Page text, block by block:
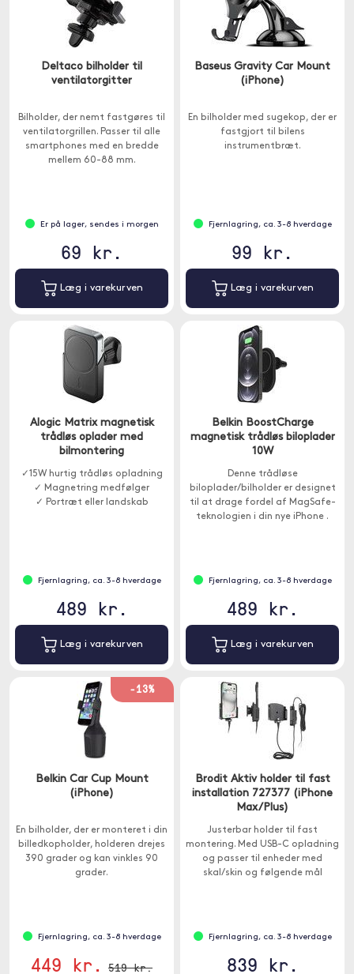
Deltaco bilholder til
ventilatorgitter
Bilholder, der nemt fastgøres til
ventilatorgrillen. Passer til alle
smartphones med en bredde
mellem 60-88 mm.
Er på lager, sendes i morgen
69 kr.
Læg i varekurven
Baseus Gravity Car Mount
(iPhone)
En bilholder med sugekop, der er
fastgjort til bilens
instrumentbræt.
Fjernlagring, ca. 3-8 hverdage
99 kr.
Læg i varekurven
Alogic Matrix magnetisk
trådløs oplader med
bilmontering
✓15W hurtig trådløs opladning
✓ Magnetring medfølger
✓ Portræt eller landskab
Fjernlagring, ca. 3-8 hverdage
489 kr.
Læg i varekurven
Belkin BoostCharge
magnetisk trådløs biloplader
10W
Denne trådløse
biloplader/bilholder er designet
til at drage fordel af MagSafe-
teknologien i din nye iPhone .
Fjernlagring, ca. 3-8 hverdage
489 kr.
Læg i varekurven
-13%
Belkin Car Cup Mount
(iPhone)
En bilholder, der er monteret i din
billedkopholder, holderen drejes
390 grader og kan vinkles 90
grader.
Fjernlagring, ca. 3-8 hverdage
449 kr. 519 kr.
Brodit Aktiv holder til fast
installation 727377 (iPhone
Max/Plus)
Justerbar holder til fast
montering. Med USB-C opladning
og passer til enheder med
skal/skin og følgende mål
Fjernlagring, ca. 3-8 hverdage
839 kr.